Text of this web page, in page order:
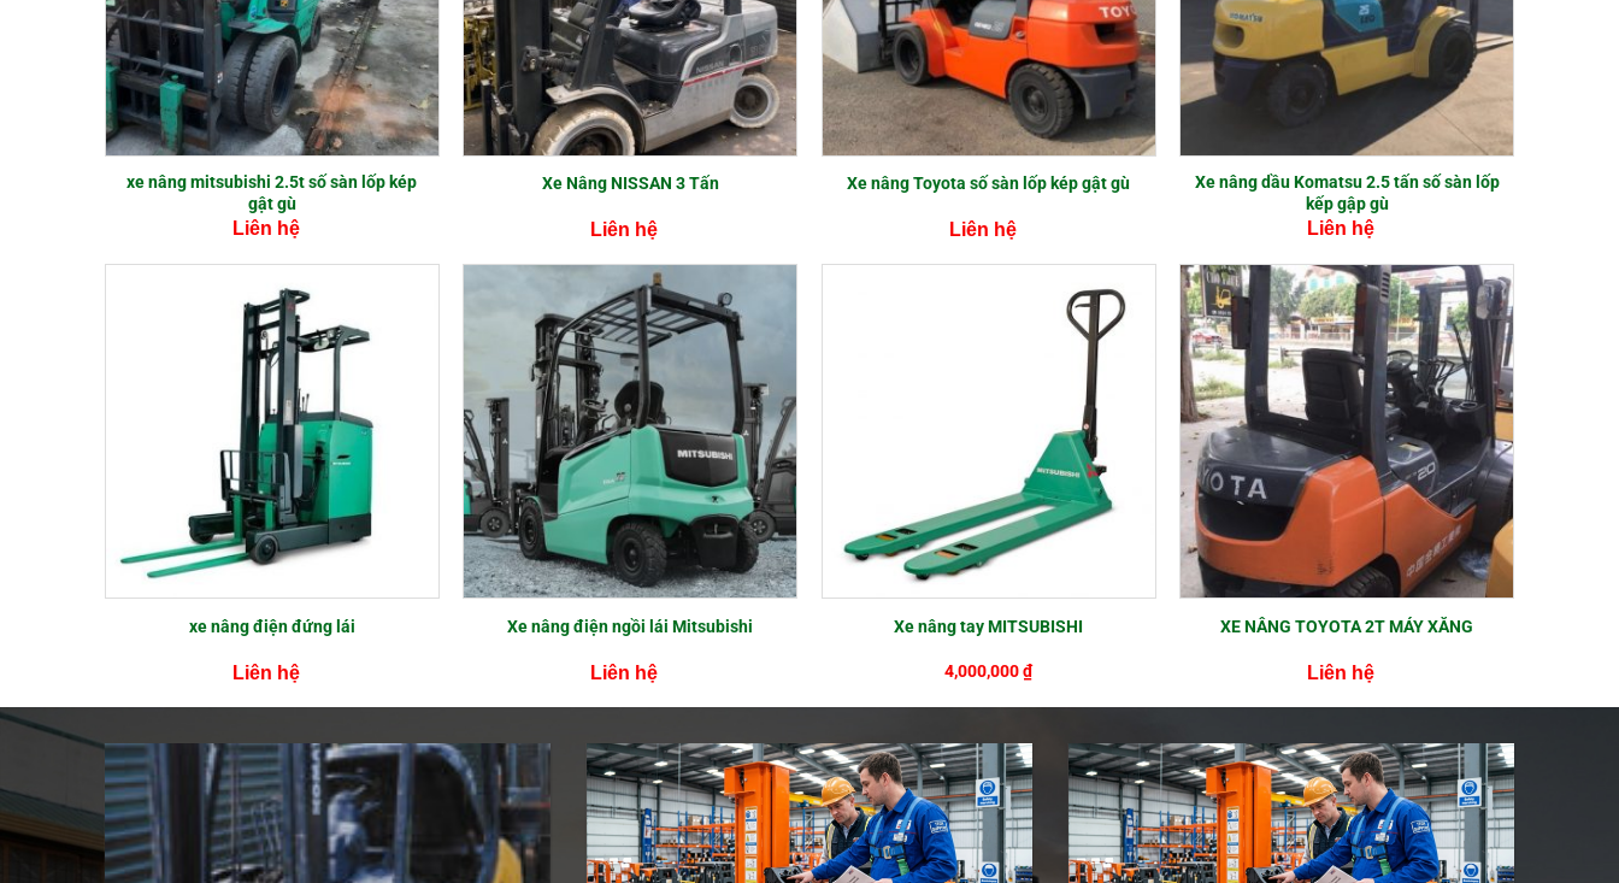
xe nâng mitsubishi 2.5t số sàn lốp kép
gật gù
Liên hệ
Xe Nâng NISSAN 3 Tấn
Liên hệ
Xe nâng Toyota số sàn lốp kép gật gù
Liên hệ
Xe nâng dầu Komatsu 2.5 tấn số sàn lốp
kếp gập gù
Liên hệ
xe nâng điện đứng lái
Liên hệ
Xe nâng điện ngồi lái Mitsubishi
Liên hệ
Xe nâng tay MITSUBISHI
4,000,000₫
XE NÂNG TOYOTA 2T MÁY XĂNG
Liên hệ